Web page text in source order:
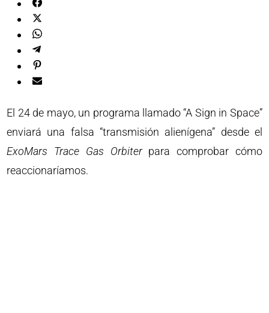
El 24 de mayo, un programa llamado “A Sign in Space”
enviará una falsa “transmisión alienígena” desde el
ExoMars Trace Gas Orbiterpara comprobar cómo
reaccionaríamos.